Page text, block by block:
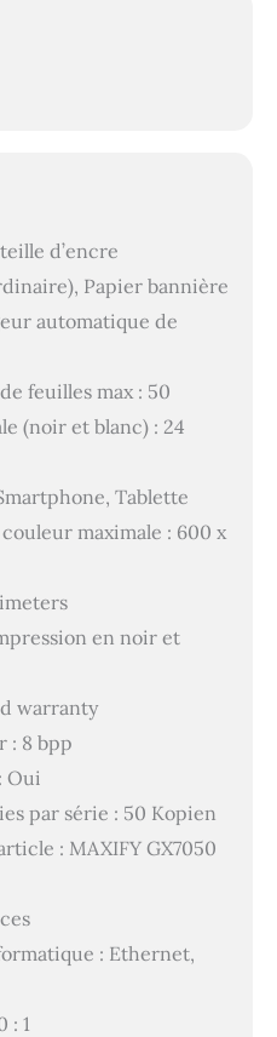
d’encre
Papier bannière
automatique de
feuilles max : 50
(noir et blanc) : 24
Tablette
maximale : 600 x
en noir et
warranty
: 8 bpp
Oui
par série : 50 Kopien
: MAXIFY GX7050
: Ethernet,
: 1